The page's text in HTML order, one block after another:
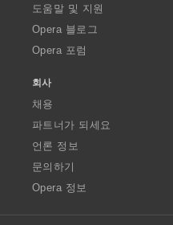
도움말 및 지원
Opera 블로그
Opera 포럼
회사
채용
파트너가 되세요
언론 정보
문의하기
Opera 정보